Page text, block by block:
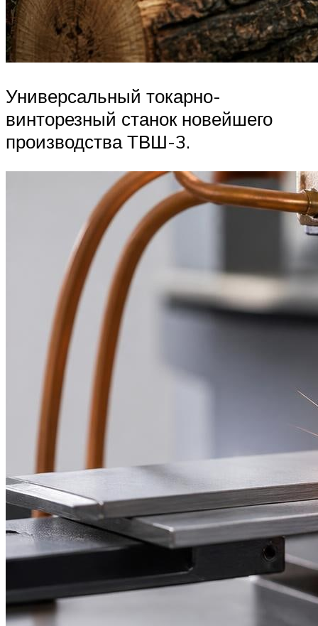
Универсальный токарно-
винторезный станок новейшего
производства ТВШ-3.